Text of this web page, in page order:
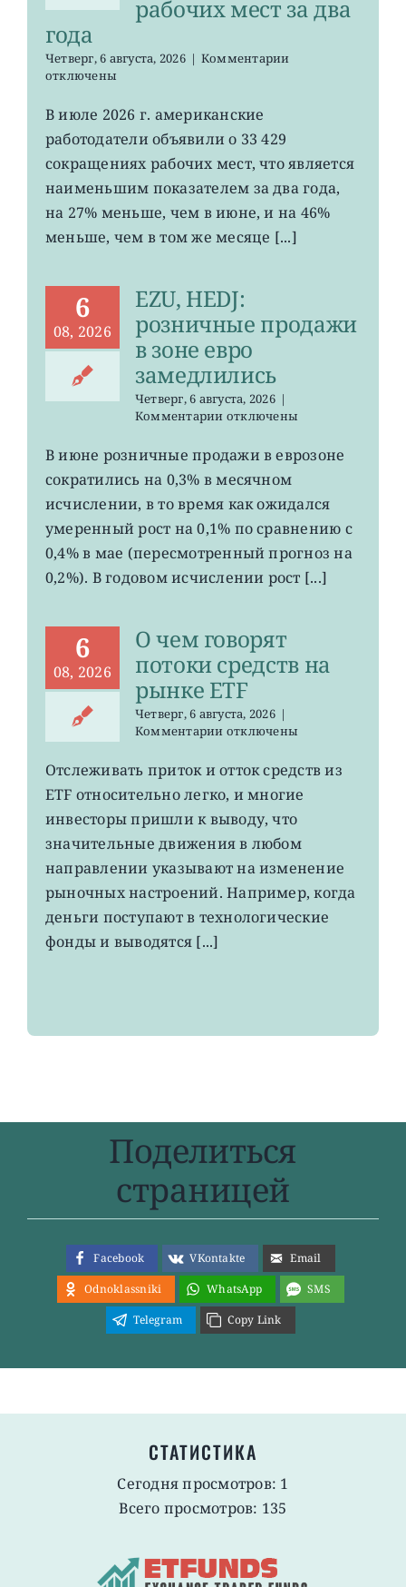
рабочих мест за два
года
Четверг, 6 августа, 2026 | Комментариик
число
мест
за
два
года
отключены
В июле 2026 г. американские
работодатели объявили о 33 429
сокращениях рабочих мест, что является
наименьшим показателем за два года,
на 27% меньше, чем в июне, и на 46%
меньше, чем в том же месяце [...]
6
08, 2026
EZU, HEDJ:
розничные продажи
в зоне евро
замедлились
Четверг, 6 августа, 2026 |
Комментариик
EZU,
HEDJ:
розничные
продажи
зоне
евро
отключены
В июне розничные продажи в еврозоне
сократились на 0,3% в месячном
исчислении, в то время как ожидался
умеренный рост на 0,1% по сравнению с
0,4% в мае (пересмотренный прогноз на
0,2%). В годовом исчислении рост [...]
6
08, 2026
О чем говорят
потоки средств на
рынке ETF
Четверг, 6 августа, 2026 |
Комментариик
О
говорят
потоки
средств
на
рынке
ETF
отключены
Отслеживать приток и отток средств из
ETF относительно легко, и многие
инвесторы пришли к выводу, что
значительные движения в любом
направлении указывают на изменение
рыночных настроений. Например, когда
деньги поступают в технологические
фонды и выводятся [...]
Поделиться
страницей
Facebook VKontakte
Email
Odnoklassniki
WhatsApp
SMS
Telegram
Copy Link
СТАТИСТИКА
Сегодня просмотров: 1
Всего просмотров: 135